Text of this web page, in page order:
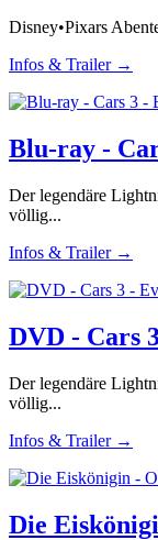
Disney•Pixars
Infos & Trailer →
Blu-ray -
Der legendäre
völlig...
Infos & Trailer →
DVD - Cars
Der legendäre
völlig...
Infos & Trailer →
Die